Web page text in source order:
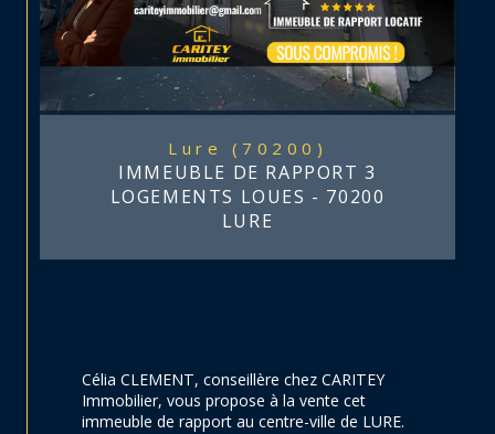
Lure (70200)
IMMEUBLE DE RAPPORT 3
LOGEMENTS LOUES - 70200
LURE
Célia CLEMENT, conseillère chez CARITEY
Immobilier, vous propose à la vente cet
immeuble de rapport au centre-ville de LURE.